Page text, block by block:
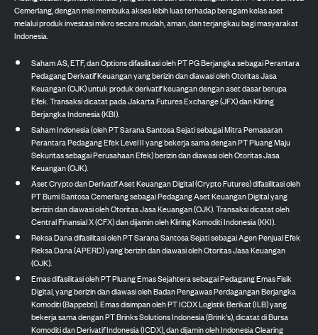
Cemerlang, dengan misi membuka akses lebih luas terhadap beragam kelas aset
melalui produk investasi mikro secara mudah, aman, dan terjangkau bagi masyarakat
Indonesia.
Saham AS, ETF, dan Options difasilitasi oleh PT PG Berjangka sebagai Perantara
Pedagang Derivatif Keuangan yang berizin dan diawasi oleh Otoritas Jasa
Keuangan (OJK) untuk produk derivatif keuangan dengan aset dasar berupa
Efek. Transaksi dicatat pada Jakarta Futures Exchange (JFX) dan Kliring
Berjangka Indonesia (KBI).
Saham Indonesia (oleh PT Sarana Santosa Sejati sebagai Mitra Pemasaran
Perantara Pedagang Efek Level II yang bekerja sama dengan PT Pluang Maju
Sekuritas sebagai Perusahaan Efek) berizin dan diawasi oleh Otoritas Jasa
Keuangan (OJK).
Aset Crypto dan Derivatif Aset Keuangan Digital (Crypto Futures) difasilitasi oleh
PT Bumi Santosa Cemerlang sebagai Pedagang Aset Keuangan Digital yang
berizin dan diawasi oleh Otoritas Jasa Keuangan (OJK). Transaksi dicatat oleh
Central Finansial X (CFX) dan dijamin oleh Kliring Komoditi Indonesia (KKI).
Reksa Dana difasilitasi oleh PT Sarana Santosa Sejati sebagai Agen Penjual Efek
Reksa Dana (APERD) yang berizin dan diawasi oleh Otoritas Jasa Keuangan
(OJK).
Emas difasilitasi oleh PT Pluang Emas Sejahtera sebagai Pedagang Emas Fisik
Digital, yang berizin dan diawasi oleh Badan Pengawas Perdagangan Berjangka
Komoditi (Bappebti). Emas disimpan oleh PT ICDX Logistik Berikat (ILB) yang
bekerja sama dengan PT Brinks Solutions Indonesia (Brink's), dicatat di Bursa
Komoditi dan Derivatif Indonesia (ICDX), dan dijamin oleh Indonesia Clearing